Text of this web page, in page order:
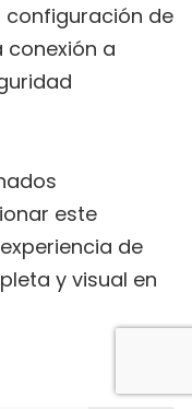
de
conexión a
este
de
y visual en